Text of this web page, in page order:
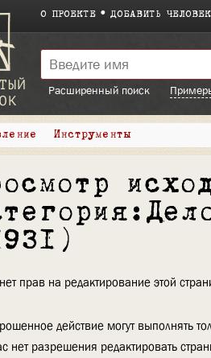
О ПРОЕКТЕ ДОБАВИТЬ
Расширенный поиск
Инструменты
прав на редактирование этой
действие могут выполнять
нет разрешения редактировать